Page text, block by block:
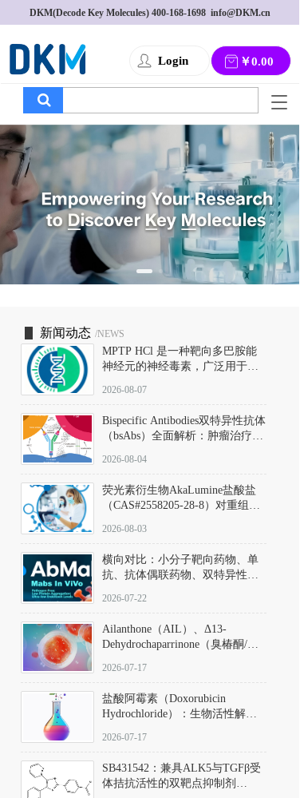
DKM(Decode Key Molecules) 400-168-1698
  info@DKM.cn
Login ￥0.00
T
g
l
e
n
a
v
i
g
a
新闻动态 /NEWS
MPTP HCl 是一种靶向多巴胺能
神经元的神经毒素，广泛用于构
以盐酸盐形式存在，可触发线粒
体介导的神经元凋亡。其经典应
用即为选择性损毁中脑黑质致密
部多巴胺能神经元，从而可靠模
拟帕金森病的核心病理与行为表
2026-08-07
Bispecific Antibodies双特异性抗体
（bsAbs）全面解析：肿瘤治疗的
2026-08-04
荧光素衍生物AkaLumine盐酸盐
（CAS#2558205-28-8）对重组萤
数（Km）为2.06 μM；其近红外
发光特性赋予优异的组织穿透能
力，大幅增强成像信噪比，从而
实现活体动物模型中极低给药剂
量下的高灵敏度、非侵入式生物
2026-08-03
横向对比：小分子靶向药物、单
抗、抗体偶联药物、双特异性抗
及应用瓶颈
2026-07-22
Ailanthone（AIL）、Δ13-
Dehydrochaparrinone（臭椿酮/臭
DKM货号 D806885
2026-07-17
盐酸阿霉素（Doxorubicin
Hydrochloride）：生物活性解
范
2026-07-17
SB431542：兼具ALK5与TGFβ受
体拮抗活性的双靶点抑制剂